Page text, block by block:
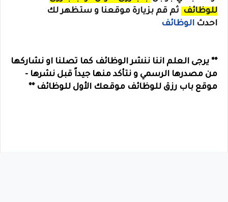
للوظائف
ثم قم بزيارة موقعنا و ستظهر لك
احدث الوظائف
** يرجى العلم اننا ننشر الوظائف كما تصلنا او نشاركها
من مصدرها الرسمي و نتأكد منها جيداً قبل نشرها -
موقع باب رزق للوظائف موقعك الأول للوظائف **